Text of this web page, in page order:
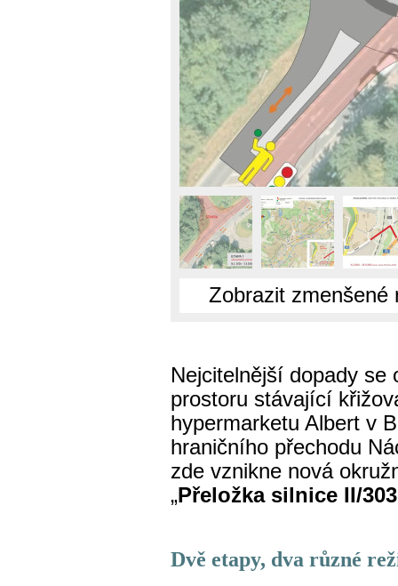
Zobrazit zmenšené
Nejcitelnější dopady se
prostoru stávající
hypermarketu Albert v
hraničního přechodu
zde vznikne nová
„Přeložka silnice II/
Dvě etapy, dva různé